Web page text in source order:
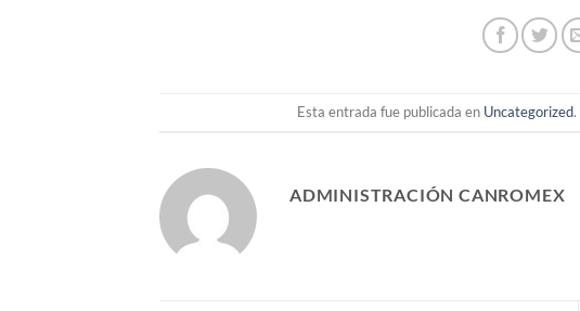
Esta entrada fue publicada en Uncategorized
ADMINISTRACIÓN CANROMEX